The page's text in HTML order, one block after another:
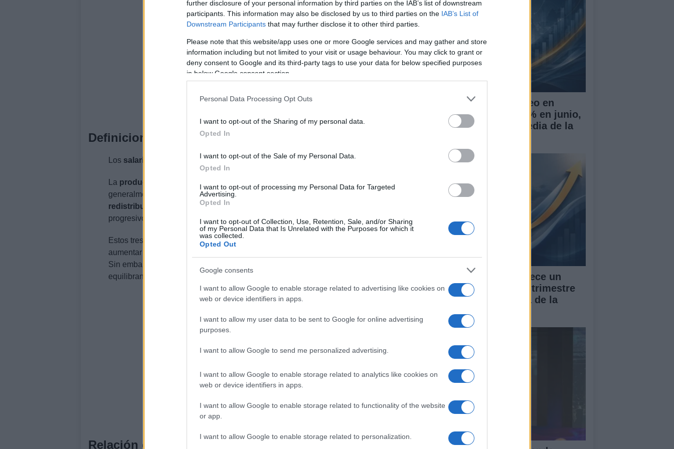
further disclosure of your personal information by third parties on the IAB’s list of downstream
participants. This information may also be disclosed by us to third parties on the IAB’s List of
Downstream Participants that may further disclose it to other third parties.
Please note that this website/app uses one or more Google services and may gather and store
information including but not limited to your visit or usage behaviour. You may click to grant or
deny consent to Google and its third-party tags to use your data for below specified purposes
in below Google consent section.
Personal Data Processing Opt Outs
I want to opt-out of the Sharing of my personal data.
Opted In
I want to opt-out of the Sale of my Personal Data.
Opted In
I want to opt-out of processing my Personal Data for Targeted
Advertising.
Opted In
I want to opt-out of Collection, Use, Retention, Sale, and/or Sharing
of my Personal Data that Is Unrelated with the Purposes for which it
was collected.
Opted Out
Google consents
I want to allow Google to enable storage related to advertising like cookies on
web or device identifiers in apps.
I want to allow my user data to be sent to Google for online advertising
purposes.
I want to allow Google to send me personalized advertising.
I want to allow Google to enable storage related to analytics like cookies on
web or device identifiers in apps.
I want to allow Google to enable storage related to functionality of the website
or app.
I want to allow Google to enable storage related to personalization.
Definiciones clave
Los salarios son la compensación que los trabajadores reciben por su trabajo.
La productividad
generalmente expresada como salida por unidad de entrada. Las
redistributivas
son medidas diseñadas para redistribuir la riqueza, como impuestos
progresivos y transferencias sociales.
Estos tres elementos son interdependientes. Por ejemplo, salarios más altos pueden
aumentar la productividad al mejorar el bienestar y la motivación de los trabajadores.
Sin embargo, también pueden afectar la competitividad de las empresas si no se
equilibran con ganancias de productividad.
Relación entre salarios y productividad
La tasa de desempleo en
España baja al 10,1% en junio,
por encima de la media de la
El PIB de España crece un
0.7% en el segundo trimestre
de 2026, por encima de la